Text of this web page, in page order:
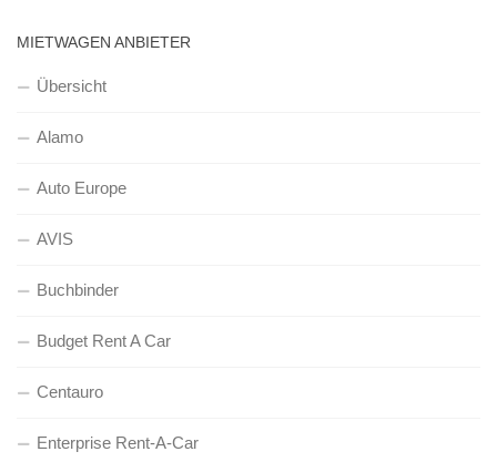
MIETWAGEN ANBIETER
Übersicht
Alamo
Auto Europe
AVIS
Buchbinder
Budget Rent A Car
Centauro
Enterprise Rent-A-Car